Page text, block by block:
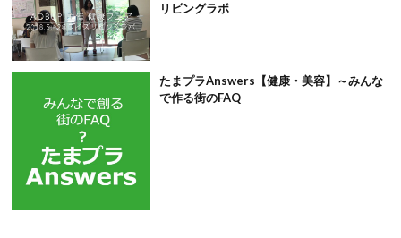
リビングラボ
たまプラAnswers【健康・美容】～みんな
で作る街のFAQ